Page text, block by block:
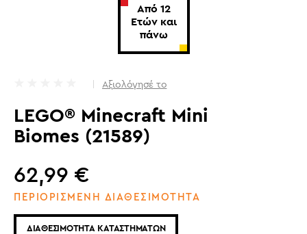
Από 12
Ετών και
πάνω
Αξιολόγησέ το
LEGO® Minecraft Mini
Biomes (21589)
62,99 €
ΠΕΡΙΟΡΙΣΜΕΝΗ ΔΙΑΘΕΣΙΜΟΤΗΤΑ
ΔΙΑΘΕΣΙΜΟΤΗΤΑ ΚΑΤΑΣΤΗΜΑΤΩΝ